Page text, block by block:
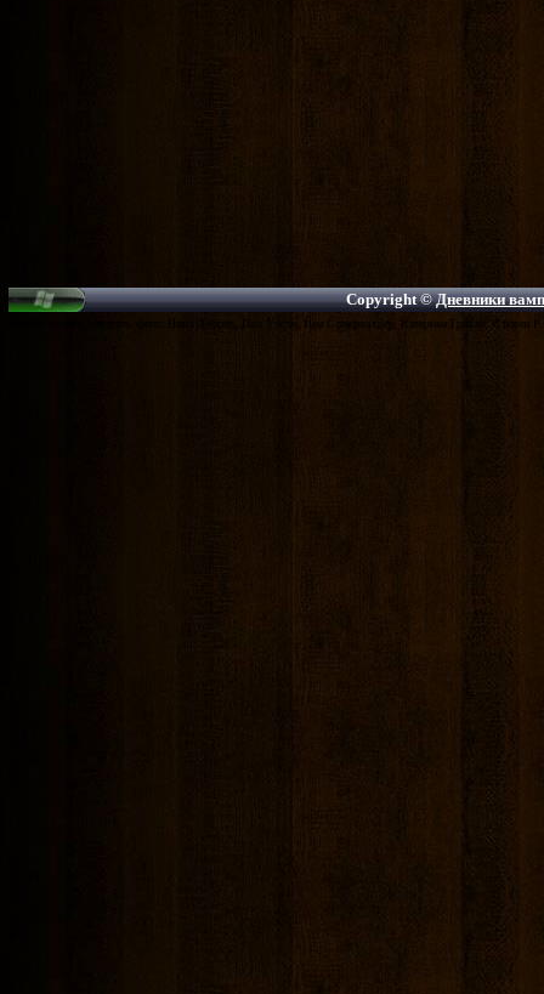
Copyright ©Дневники
На сайте можно смотреть фото: Нина Добрев, Пол Уэсли, Йен Сомерхалдер, Катерина Грэхэм,